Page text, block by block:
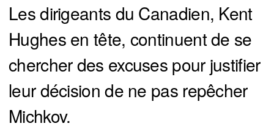
Les dirigeants du Canadien, Kent
Hughes en tête, continuent de se
chercher des excuses pour justifier
leur décision de ne pas repêcher
Michkov.